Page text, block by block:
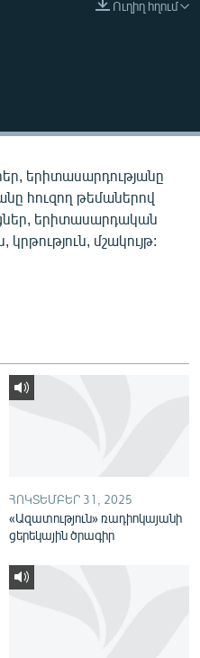
Ուղիղ հղում
երիտասարդությանը
հուզող թեմաներով
երիտասարդական
կրթություն, մշակույթ:
ՀՈԿՏԵՄԲԵՐ 31, 2025
«Ազատություն» ռադիոկայանի
ցերեկային ծրագիր